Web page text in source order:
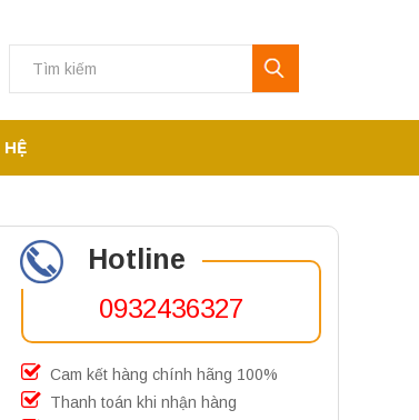
HỆ
Hotline
0932436327
Cam kết hàng chính hãng 100%
Thanh toán khi nhận hàng